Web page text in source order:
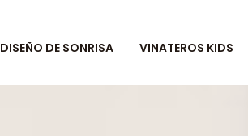
DISEÑO DE SONRISA VINATEROS KIDS